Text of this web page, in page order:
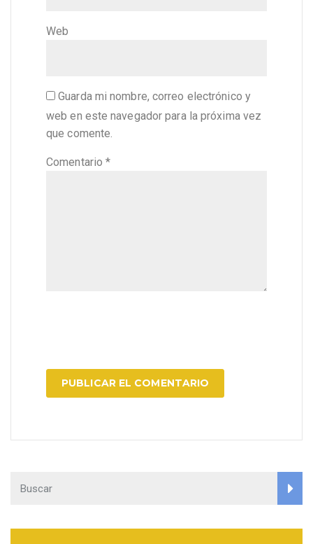
Web
Guarda mi nombre, correo electrónico y
web en este navegador para la próxima vez
que comente.
Comentario*